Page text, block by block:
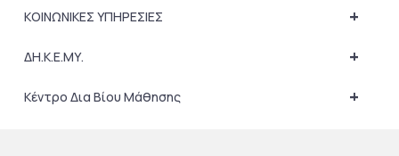
+
ΚΟΙΝΩΝΙΚΕΣ ΥΠΗΡΕΣΙΕΣ
+
ΔΗ.Κ.Ε.ΜΥ.
+
Κέντρο Δια Βίου Μάθησης